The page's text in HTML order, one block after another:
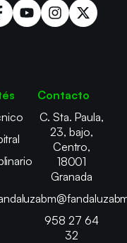
Contacto
C. Sta. Paula,
23, bajo,
Centro,
18001
Granada
958 27 64
32